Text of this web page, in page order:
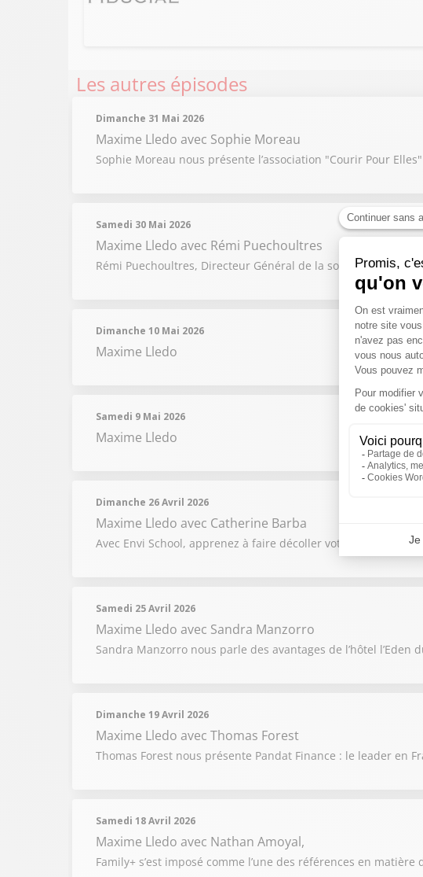
Les autres épisodes
Dimanche 31 Mai 2026
Maxime Lledo avec Sophie Moreau
Sophie Moreau nous présente l’association "Courir Pour
Samedi 30 Mai 2026
Maxime Lledo avec Rémi Puechoultres
Rémi Puechoultres, Directeur Général de la société
Dimanche 10 Mai 2026
Maxime Lledo
Samedi 9 Mai 2026
Maxime Lledo
Dimanche 26 Avril 2026
Maxime Lledo avec Catherine Barba
Avec Envi School, apprenez à faire décoller votre activité,
Samedi 25 Avril 2026
Maxime Lledo avec Sandra Manzorro
Sandra Manzorro nous parle des avantages de l’hôtel
Dimanche 19 Avril 2026
Maxime Lledo avec Thomas Forest
Thomas Forest nous présente Pandat Finance : le leader en
Samedi 18 Avril 2026
Maxime Lledo avec Nathan Amoyal,
Family+ s’est imposé comme l’une des références en